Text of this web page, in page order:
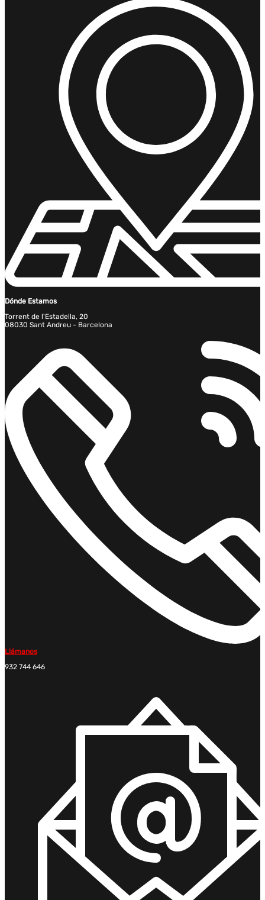
Dónde Estamos
Torrent de l'Estadella, 20
08030 Sant Andreu - Barcelona
Llámanos
932 744 646